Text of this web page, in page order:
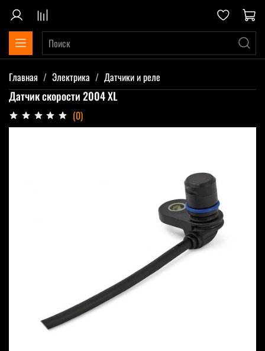
Главная Электрика Датчики и реле
Датчик скорости 2004 XL
(0)